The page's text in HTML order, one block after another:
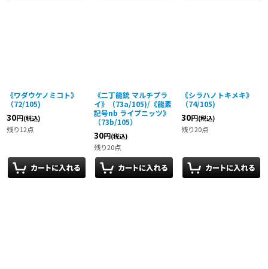
《ワダウケノミコト》
（72/105)
30円(税込)
残り12点
《二丁龍銃 マルチプラ
イ》（73a/105)/《龍素
記号nb ライプニッツ》
（73b/105）
30円(税込)
残り20点
《シラハノトキメキ》
（74/105)
30円(税込)
残り20点